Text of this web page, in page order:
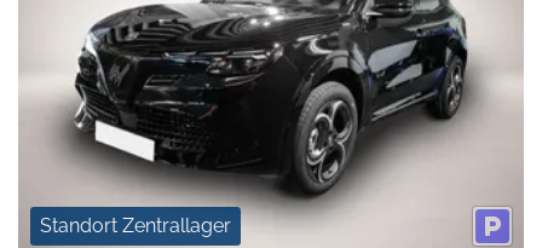
Standort Zentrallager